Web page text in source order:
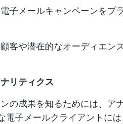
子メールキャンペーンをプ
客や潜在的なオーディエン
リティクス
の成果を知るためには、ア
電子メールクライアントに